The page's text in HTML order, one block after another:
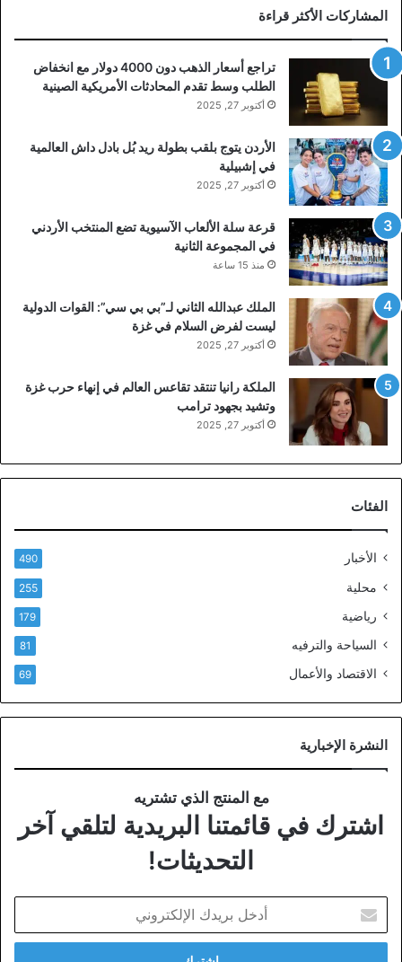
المشاركات الأكثر قراءة
تراجع أسعار الذهب دون 4000 دولار مع انخفاض
الطلب وسط تقدم المحادثات الأمريكية الصينية
أكتوبر 27, 2025
الأردن يتوج بلقب بطولة ريد بُل بادل داش العالمية
في إشبيلية
أكتوبر 27, 2025
قرعة سلة الألعاب الآسيوية تضع المنتخب الأردني
في المجموعة الثانية
منذ 15 ساعة
الملك عبدالله الثاني لـ”بي بي سي”: القوات الدولية
ليست لفرض السلام في غزة
أكتوبر 27, 2025
الملكة رانيا تنتقد تقاعس العالم في إنهاء حرب غزة
وتشيد بجهود ترامب
أكتوبر 27, 2025
الفئات
الأخبار 490
محلية 255
رياضية 179
السياحة والترفيه 81
الاقتصاد والأعمال 69
النشرة الإخبارية
مع المنتج الذي تشتريه
اشترك في قائمتنا البريدية لتلقي آخر
التحديثات!
بريدك
الإلكتروني